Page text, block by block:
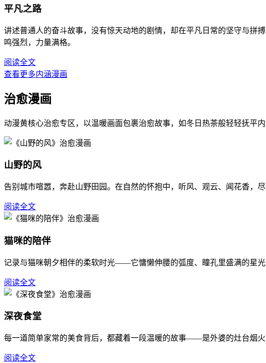
平凡之路
讲述普通人的奋斗故事，没有惊天动地的剧情，却在平凡日常的坚守与拼
鸣强烈，力量满格。
阅读全文
查看更多内涵漫画
治愈漫画
动漫黄核心治愈专区，以温暖画面包裹治愈故事，如冬日热茶般轻轻抚平
山野的风
告别城市喧嚣，奔赴山野田园。在自然的怀抱中，听风、观云、闻花香，
阅读全文
猫咪的陪伴
记录与猫咪朝夕相伴的柔软时光——它慵懒伸腰的弧度、瞳孔里盛满的星
阅读全文
深夜食堂
每一道简单家常的美食背后，都藏着一段温暖的故事——是外婆的灶台烟
阅读全文